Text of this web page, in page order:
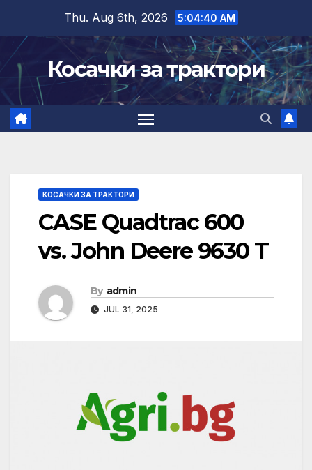
content
Thu. Aug 6th, 2026 5:04:40 AM
Косачки за трактори
КОСАЧКИ ЗА ТРАКТОРИ
CASE Quadtrac 600
vs. John Deere 9630 T
By admin
JUL 31, 2025